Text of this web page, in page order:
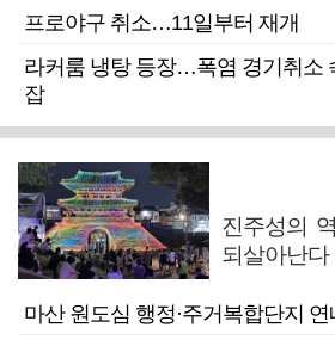
프로야구 취소…11일부터 재개
라커룸 냉탕 등장…폭염 경기취소
잡
진주성의
되살아난다
마산 원도심 행정·주거복합단지